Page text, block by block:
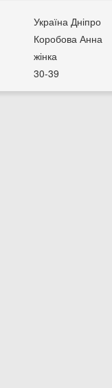
Україна Дніпро
Коробова Анна
жінка
30-39